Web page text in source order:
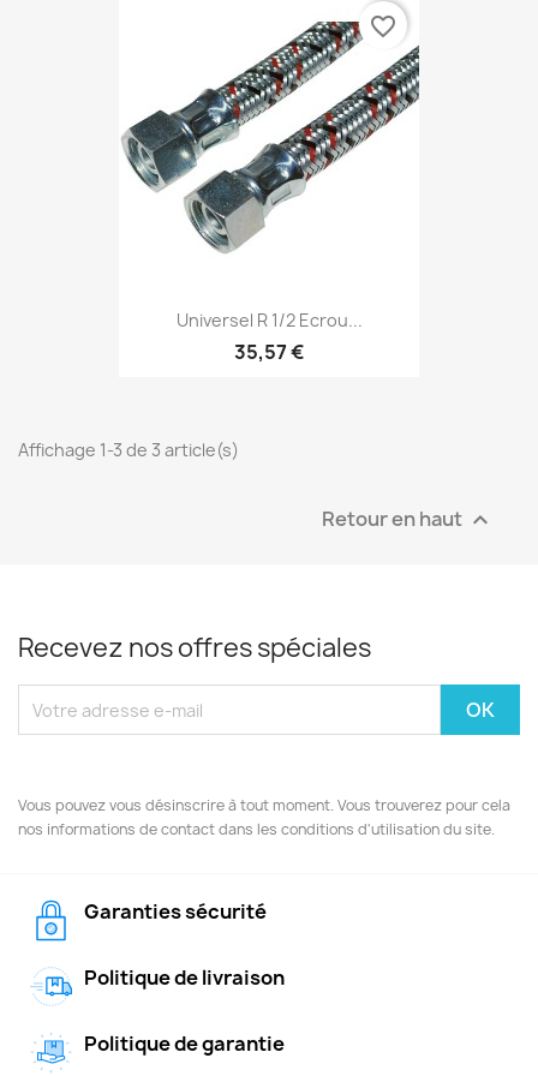
Universel R 1/2 Ecrou...
35,57 €
favorite_border
Affichage 1-3 de 3 article(s)
Retour en haut 
Recevez nos offres spéciales
Vous pouvez vous désinscrire à tout moment. Vous trouverez pour cela
nos informations de contact dans les conditions d'utilisation du site.
Garanties sécurité
Politique de livraison
Politique de garantie